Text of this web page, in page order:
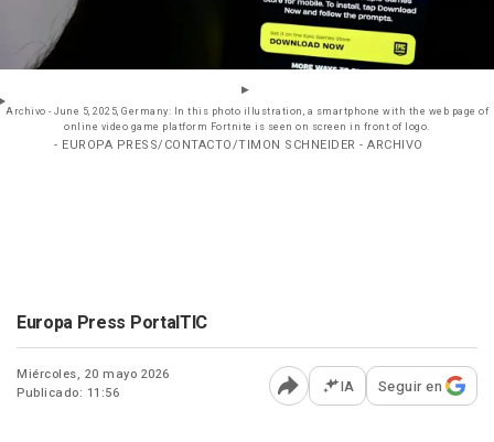
Archivo - June 5, 2025, Germany: In this photo illustration, a smartphone with the web page of
online video game platform Fortnite is seen on screen in front of logo.
- EUROPA PRESS/CONTACTO/TIMON SCHNEIDER - ARCHIVO
Europa Press PortalTIC
Miércoles, 20 mayo 2026
Publicado: 11:56
Abrir opciones para
IA Seguir en